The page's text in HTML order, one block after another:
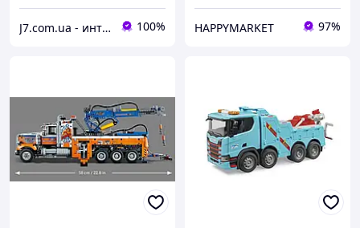
J7.com.ua - интернет магазин электроники и аксессуаров 100% HAPPYMARKET 97%